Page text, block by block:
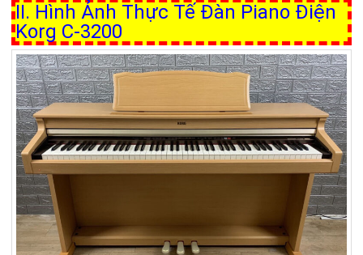
II. Hình Ảnh Thực Tế Đàn Piano Điện
Korg C-3200